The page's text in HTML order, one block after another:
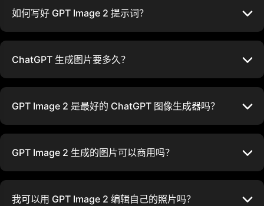
如何写好 GPT Image 2 提示词？
ChatGPT 生成图片要多久？
GPT Image 2 是最好的 ChatGPT 图像生成器吗？
GPT Image 2 生成的图片可以商用吗？
我可以用 GPT Image 2 编辑自己的照片吗？